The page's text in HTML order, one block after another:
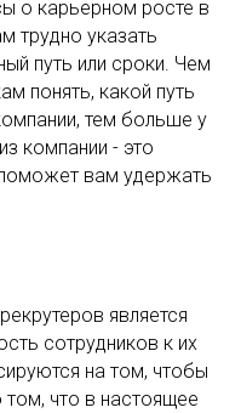
о карьерном росте в
трудно указать
путь или сроки. Чем
понять, какой путь
тем больше у
компании - это
вам удержать
является
сотрудников к их
на том, чтобы
что в настоящее